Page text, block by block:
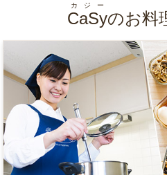
CaSy
カジー
のお料